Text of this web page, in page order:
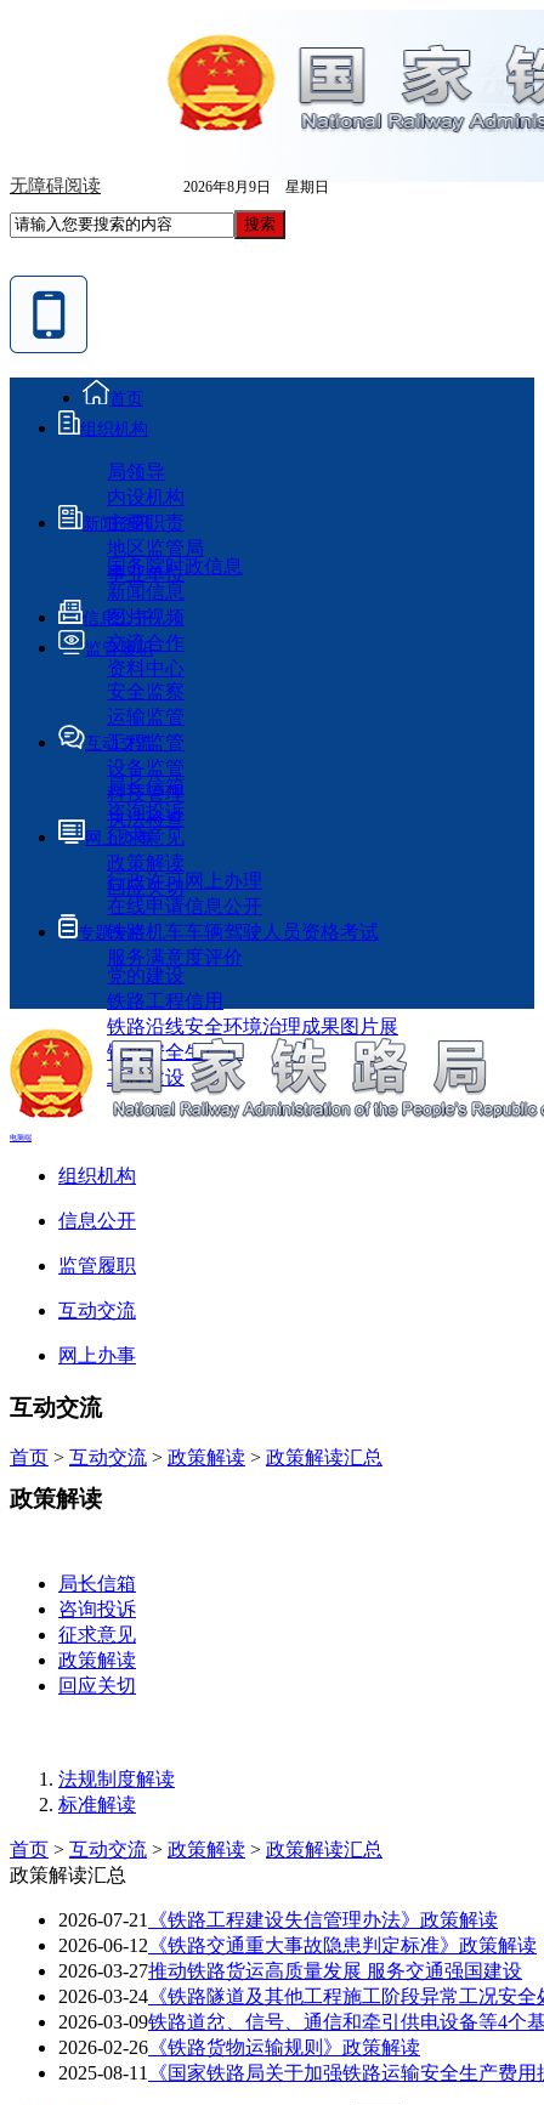
无障碍阅读 2026年8月9日 星期日
首页
组织机构
局领导
内设机构
主要职责
地区监管局
事业单位
新闻资讯
国务院时政信息
新闻信息
图片视频
交流合作
资料中心
信息公开
监管履职
安全监察
运输监管
工程监管
设备监管
科技管理
执法检查
互动交流
局长信箱
咨询投诉
征求意见
政策解读
回应关切
网上办事
行政许可网上办理
在线申请信息公开
铁路机车车辆驾驶人员资格考试
服务满意度评价
专题专栏
党的建设
铁路工程信用
铁路沿线安全环境治理成果图片展
铁路安全生产月
工程建设
电脑端
组织机构
信息公开
监管履职
互动交流
网上办事
互动交流
首页 > 互动交流 > 政策解读 > 政策解读汇总
政策解读
局长信箱
咨询投诉
征求意见
政策解读
回应关切
法规制度解读
标准解读
首页 > 互动交流 > 政策解读 > 政策解读汇总
政策解读汇总
2026-07-21 《铁路工程建设失信管理办法》政策解读
2026-06-12 《铁路交通重大事故隐患判定标准》政策解读
2026-03-27推动铁路货运高质量发展 服务交通强国建设
2026-03-24 《铁路隧道及其他工程施工阶段异常工况安
2026-03-09铁路道岔、信号、通信和牵引供电设备等4个
2026-02-26 《铁路货物运输规则》政策解读
2025-08-11 《国家铁路局关于加强铁路运输安全生产费